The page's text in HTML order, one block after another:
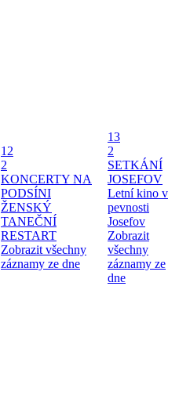
12
2
KONCERTY NA
PODSÍNI
ŽENSKÝ
TANEČNÍ
RESTART
Zobrazit všechny
záznamy ze dne
13
2
SETKÁNÍ
JOSEFOV
Letní kino v
pevnosti
Josefov
Zobrazit
všechny
záznamy ze
dne